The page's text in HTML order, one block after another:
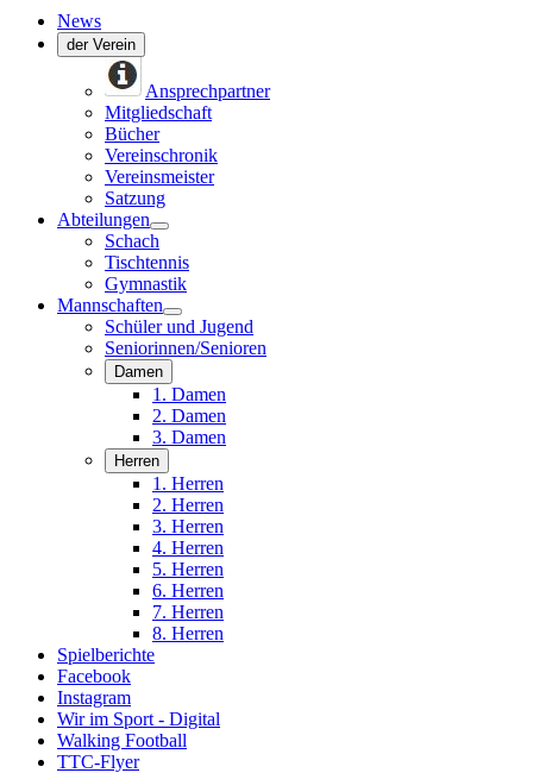
News
der Verein
Ansprechpartner
Mitgliedschaft
Bücher
Vereinschronik
Vereinsmeister
Satzung
Abteilungen
Schach
Tischtennis
Gymnastik
Mannschaften
Schüler und Jugend
Seniorinnen/Senioren
Damen
1. Damen
2. Damen
3. Damen
Herren
1. Herren
2. Herren
3. Herren
4. Herren
5. Herren
6. Herren
7. Herren
8. Herren
Spielberichte
Facebook
Instagram
Wir im Sport - Digital
Walking Football
TTC-Flyer